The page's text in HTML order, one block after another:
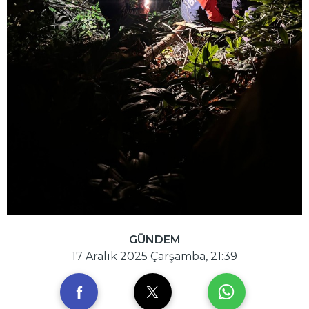
GÜNDEM
17 Aralık 2025 Çarşamba, 21:39